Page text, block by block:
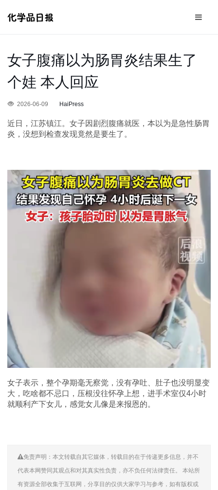
女子腹痛以为肠胃炎结果生了
个娃 本人回应
2026-06-09 HaiPress
近日，江苏镇江。女子因剧烈腹痛就医，本以为是急性肠胃
炎，没想到检查发现竟然是要生了。
女子表示，整个孕期毫无察觉，没有孕吐、肚子也没明显变
大，吃啥都不忌口，压根没往怀孕上想，进手术室仅4小时
就顺利产下女儿，感觉女儿像是来报恩的。
免责声明：本文转载自其它媒体，转载目的在于传递更多信息，并不
代表本网赞同其观点和对其真实性负责，亦不负任何法律责任。 本站所
有资源全部收集于互联网，分享目的仅供大家学习与参考，如有版权或